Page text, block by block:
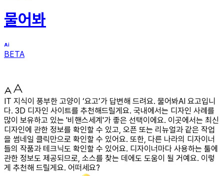
물어봐
BETA
IT 지식이 풍부한 고양이 ‘요고’가 답변해 드려요. 물어봐AI 요고입니
다. 3D 디자인 사이트를 추천해드릴게요. 국내에서는 디자인 사례를
많이 보유하고 있는 '비핸스세계'가 좋은 선택이에요. 이곳에서는 최신
디자인에 관한 정보를 확인할 수 있고, 오픈 또는 리뉴얼과 같은 작업
을 썸네일 클릭만으로 확인할 수 있어요. 또한, 다른 나라의 디자이너
들의 작품과 테크닉도 확인할 수 있어요. 디자이너마다 사용하는 툴에
관한 정보도 제공되므로, 소스를 찾는 데에도 도움이 될 거예요. 이렇
게 추천해 드릴게요. 어떠세요?